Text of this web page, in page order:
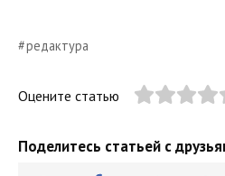
редактура
Оцените статью
Поделитесь статьей с